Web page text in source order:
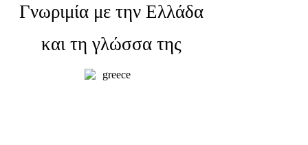
Γνωριμία με την Ελλάδα
και τη γλώσσα της